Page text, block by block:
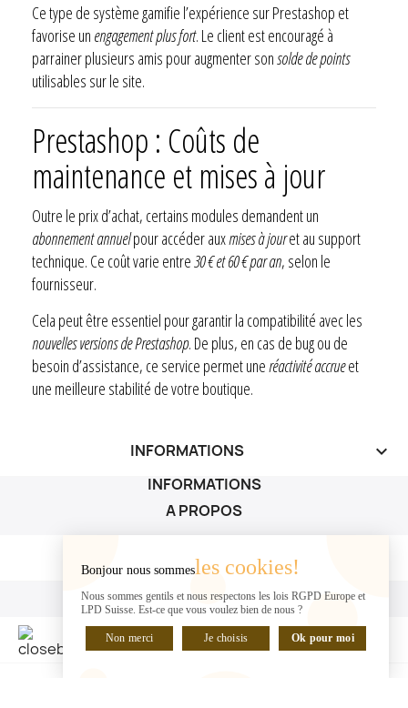
Ce type de système gamifie l’expérience sur Prestashop et
favorise un engagement plus fort. Le client est encouragé à
parrainer plusieurs amis pour augmenter sonsolde de points
utilisables sur le site.
Prestashop : Coûts de
maintenance et mises à jour
Outre le prix d’achat, certains modules demandent un
abonnement annuelpour accéder auxmises à jouret au support
technique. Ce coût varie entre30 € et 60 € par an, selon le
fournisseur.
Cela peut être essentiel pour garantir la compatibilité avec les
nouvelles versions de Prestashop. De plus, en cas de bug ou de
besoin d’assistance, ce service permet une réactivité accrueet
une meilleure stabilité de votre boutique.
INFORMATIONS keyboard_arrow_down
INFORMATIONS
A PROPOS
A PROPOS
VOTRE COMPTE
VOTRE COMPTE
Bonjour nous sommesles cookies!
Nous sommes gentils et nous respectons les lois RGPD Europe et
LPD Suisse. Est-ce que vous voulez bien de nous ?
Non merci Je choisis Ok pour moi
DISCUTER EN LIGNE